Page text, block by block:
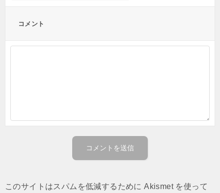
コメント
このサイトはスパムを低減するために Akismet を使って